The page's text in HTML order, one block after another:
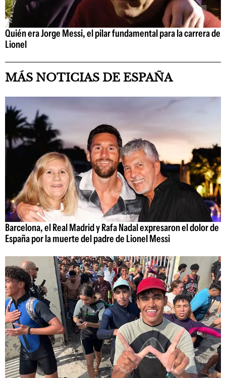
Quién era Jorge Messi, el pilar fundamental para la carrera de
Lionel
MÁS NOTICIAS DE ESPAÑA
Barcelona, el Real Madrid y Rafa Nadal expresaron el dolor de
España por la muerte del padre de Lionel Messi